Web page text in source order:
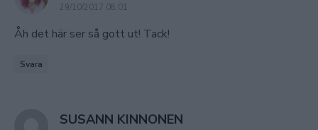
29/10/2017 08:01
Åh det här ser så gott ut! Tack!
Svara
SUSANN KINNONEN